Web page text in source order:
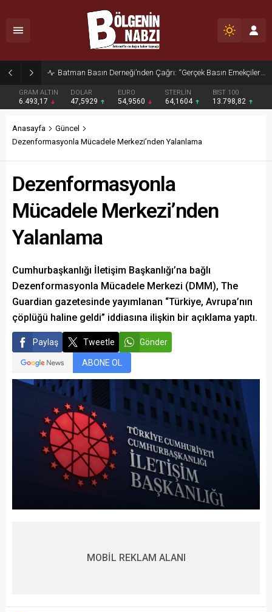
Batman Basın Derneği’nden Çağrı: “Gerçek Basın Emekçileri Desteklenmeli”
GRAM ALTIN
6.493,17
DOLAR
47,5929
EURO
54,9560
STERLİN
64,1604
BIST 100
13.798,82
Anasayfa
Güncel
Dezenformasyonla Mücadele Merkezi’nden Yalanlama
Dezenformasyonla
Mücadele Merkezi’nden
Yalanlama
Cumhurbaşkanlığı İletişim Başkanlığı’na bağlı
Dezenformasyonla Mücadele Merkezi (DMM), The
Guardian gazetesinde yayımlanan “Türkiye, Avrupa’nın
çöplüğü haline geldi” iddiasına ilişkin bir açıklama yaptı.
Paylaş Tweetle Gönder
ABONE OL
MOBİL REKLAM ALANI